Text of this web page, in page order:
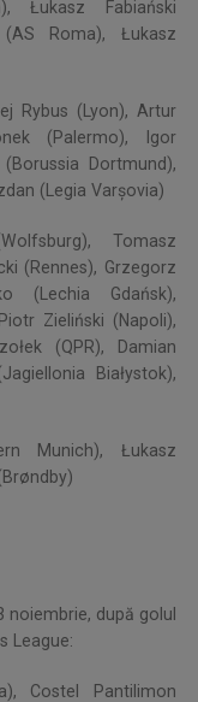
Łukasz Fabiański
Roma), Łukasz
Rybus (Lyon), Artur
(Palermo), Igor
Dortmund),
(Legia Varșovia)
Tomasz
(Rennes), Grzegorz
(Lechia Gdańsk),
Zieliński (Napoli),
(QPR), Damian
Białystok),
Munich), Łukasz
noiembrie, după golul
League:
Costel Pantilimon